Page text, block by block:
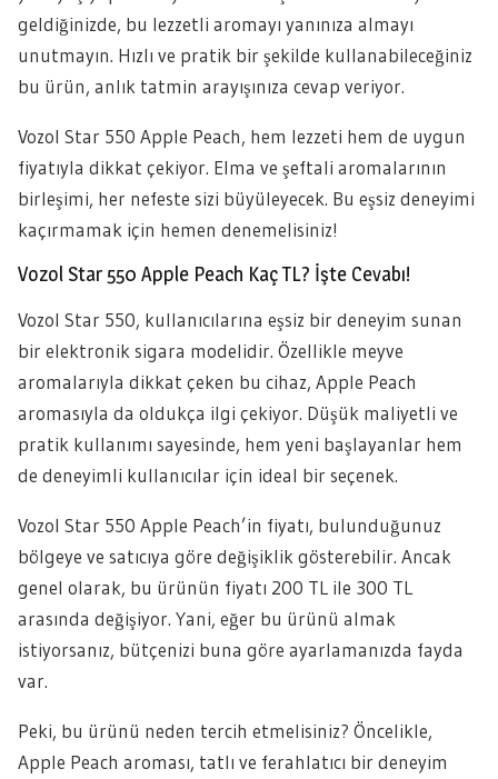
geldiğinizde, bu lezzetli aromayı yanınıza almayı
unutmayın. Hızlı ve pratik bir şekilde kullanabileceğiniz
bu ürün, anlık tatmin arayışınıza cevap veriyor.
Vozol Star 550 Apple Peach, hem lezzeti hem de uygun
fiyatıyla dikkat çekiyor. Elma ve şeftali aromalarının
birleşimi, her nefeste sizi büyüleyecek. Bu eşsiz deneyimi
kaçırmamak için hemen denemelisiniz!
Vozol Star 550 Apple Peach Kaç TL? İşte Cevabı!
Vozol Star 550, kullanıcılarına eşsiz bir deneyim sunan
bir elektronik sigara modelidir. Özellikle meyve
aromalarıyla dikkat çeken bu cihaz, Apple Peach
aromasıyla da oldukça ilgi çekiyor. Düşük maliyetli ve
pratik kullanımı sayesinde, hem yeni başlayanlar hem
de deneyimli kullanıcılar için ideal bir seçenek.
Vozol Star 550 Apple Peach’in fiyatı, bulunduğunuz
bölgeye ve satıcıya göre değişiklik gösterebilir. Ancak
genel olarak, bu ürünün fiyatı 200 TL ile 300 TL
arasında değişiyor. Yani, eğer bu ürünü almak
istiyorsanız, bütçenizi buna göre ayarlamanızda fayda
var.
Peki, bu ürünü neden tercih etmelisiniz? Öncelikle,
Apple Peach aroması, tatlı ve ferahlatıcı bir deneyim